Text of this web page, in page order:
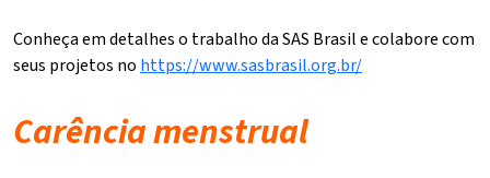
Conheça em detalhes o trabalho da SAS Brasil e colabore com
seus projetos no https://www.sasbrasil.org.br/
Carência menstrual